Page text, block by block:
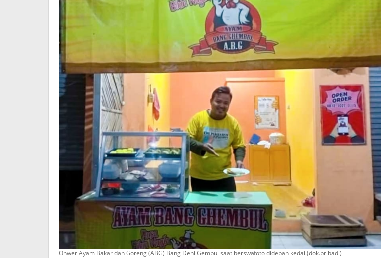
Onwer Ayam Bakar dan Goreng (ABG) Bang Deni Gembul saat berswafoto didepan kedai.(dok.pribadi)